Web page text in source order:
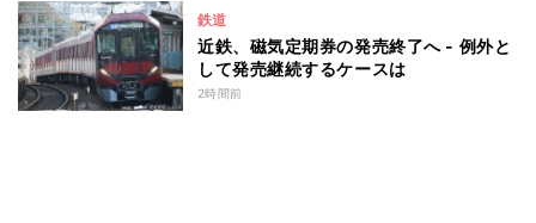
鉄道
近鉄、磁気定期券の発売終了へ - 例外と
して発売継続するケースは
2時間前